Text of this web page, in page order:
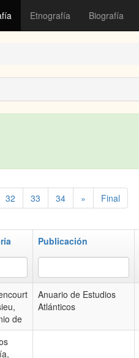
Etnografía Biografía
32 33 34 » Final
Publicación
de
Anuario de Estudios
Atlánticos